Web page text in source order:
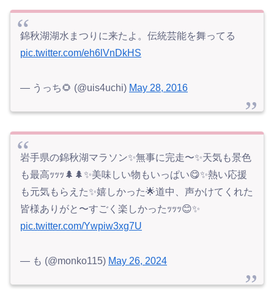
錦秋湖湖水まつりに来たよ。伝統芸能を舞ってる
pic.twitter.com/eh6lVnDkHS
— うっち🌻 (@uis4uchi) May 28, 2016
岩手県の錦秋湖マラソン✨無事に完走〜✨天気も景色
も最高ｯｯｯ🌲🌲✨美味しい物もいっぱい😋✨熱い応援
も元気もらえた✨嬉しかった🌟道中、声かけてくれた
皆様ありがと〜すごく楽しかったｯｯｯ😊✨
pic.twitter.com/Ywpiw3xg7U
— も (@monko115) May 26, 2024